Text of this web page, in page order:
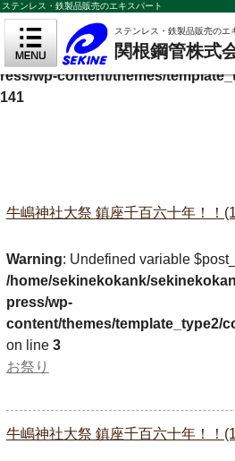
Warning
: Undefined variable
/home/sekinekokank/
ress/wp-content/themes/
141
ステンレス・鉄製品販売のエキスパート
ステンレス・鉄製品販売のエ
関根鋼管株式
牛嶋神社大祭 鎮座千百六十年！！
Warning: Undefined variable
/home/sekinekokank/
press/wp-
content/themes/template_type2/
on line 3
お祭り
牛嶋神社大祭 鎮座千百六十年！！